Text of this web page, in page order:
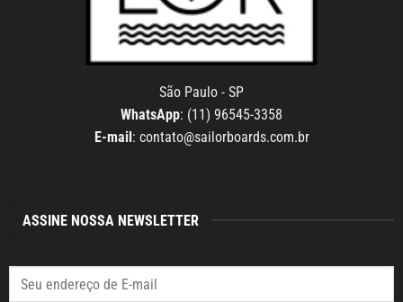
São Paulo - SP
WhatsApp: (11) 96545-3358
E-mail : contato@sailorboards.com.br
ASSINE NOSSA NEWSLETTER